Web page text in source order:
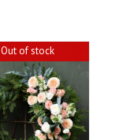
Out of stock